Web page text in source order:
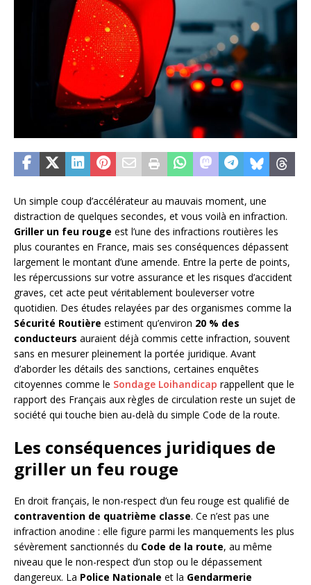
Un simple coup d’accélérateur au mauvais moment, une
distraction de quelques secondes, et vous voilà en infraction.
Griller un feu rouge est l’une des infractions routières les
plus courantes en France, mais ses conséquences dépassent
largement le montant d’une amende. Entre la perte de points,
les répercussions sur votre assurance et les risques d’accident
graves, cet acte peut véritablement bouleverser votre
quotidien. Des études relayées par des organismes comme la
Sécurité Routière estiment qu’environ 20 % des
conducteurs auraient déjà commis cette infraction, souvent
sans en mesurer pleinement la portée juridique. Avant
d’aborder les détails des sanctions, certaines enquêtes
citoyennes comme le Sondage Loihandicap rappellent que le
rapport des Français aux règles de circulation reste un sujet de
société qui touche bien au-delà du simple Code de la route.
Les conséquences juridiques de
griller un feu rouge
En droit français, le non-respect d’un feu rouge est qualifié de
contravention de quatrième classe. Ce n’est pas une
infraction anodine : elle figure parmi les manquements les plus
sévèrement sanctionnés du Code de la route, au même
niveau que le non-respect d’un stop ou le dépassement
dangereux. La Police Nationale et la Gendarmerie